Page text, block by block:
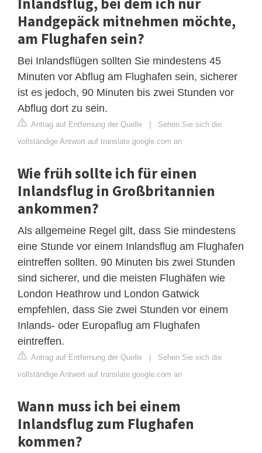
Handgepäck mitnehmen möchte,
am Flughafen sein?
Bei Inlandsflügen sollten Sie mindestens 45
Minuten vor Abflug am Flughafen sein, sicherer
ist es jedoch, 90 Minuten bis zwei Stunden vor
Abflug dort zu sein.
Antrag auf Entfernung der Quelle | Sehen Sie sich die
vollständige Antwort auf translate.google.com an
Wie früh sollte ich für einen
Inlandsflug in Großbritannien
ankommen?
Als allgemeine Regel gilt, dass Sie mindestens
eine Stunde vor einem Inlandsflug am Flughafen
eintreffen sollten. 90 Minuten bis zwei Stunden
sind sicherer, und die meisten Flughäfen wie
London Heathrow und London Gatwick
empfehlen, dass Sie zwei Stunden vor einem
Inlands- oder Europaflug am Flughafen
eintreffen.
Antrag auf Entfernung der Quelle | Sehen Sie sich die
vollständige Antwort auf translate.google.com an
Wann muss ich bei einem
Inlandsflug zum Flughafen
kommen?